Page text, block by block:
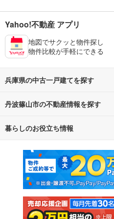
Yahoo!不動産 アプリ
地図でサクッと物件探し
物件比較が手軽にできる
兵庫県の中古一戸建てを探す
路線・駅から探す
通勤・通学時間から探す
丹波篠山市の不動産情報を探す
不動産・住宅
新築マンション
新築一戸建て
注文住宅
暮らしのお役立ち情報
マンションカタログ